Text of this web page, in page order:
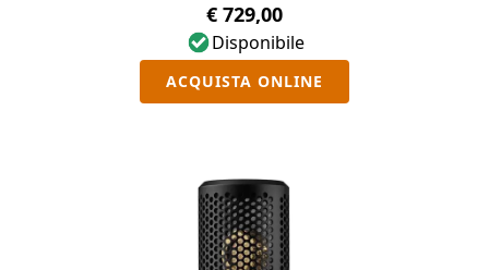
€ 729,00
Disponibile
ACQUISTA ONLINE